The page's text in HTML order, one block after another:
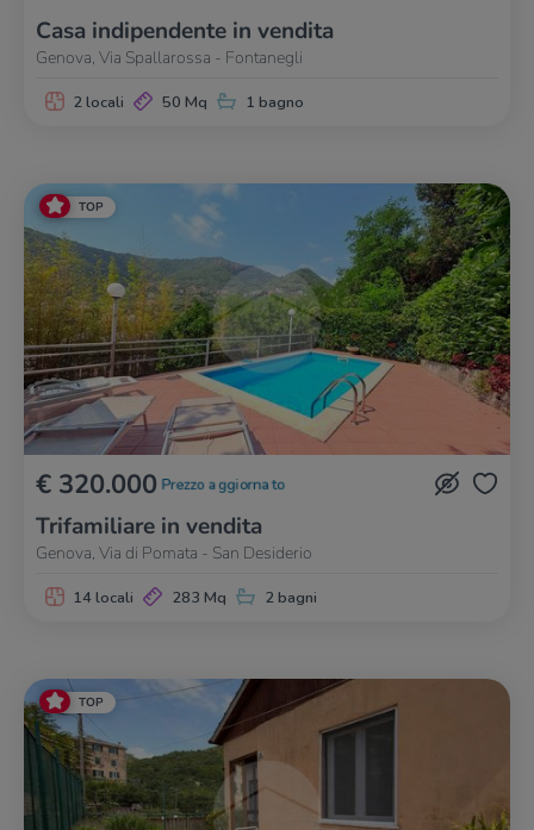
Casa indipendente in vendita
Genova, Via Spallarossa - Fontanegli
2 locali 50 Mq 1 bagno
TOP
€ 320.000 Prezzo aggiornato
Trifamiliare in vendita
Genova, Via di Pomata - San Desiderio
14 locali 283 Mq 2 bagni
TOP